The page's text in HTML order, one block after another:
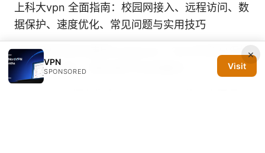
上科大vpn 全面指南：校园网接入、远程访问、数
据保护、速度优化、常见问题与实用技巧
在中国如何安全使用instagram：2025年终极保姆
级指南：VPN、隐私保护与合规要点
×
VPN
SPONSORED
Visit